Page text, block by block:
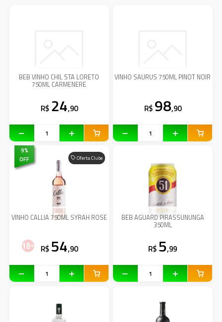
BEB VINHO CHIL STA LORETO
750ML CARMENERE
R$ 24,90
VINHO SAURUS 750ML PINOT NOIR
R$ 98,90
Oferta Clube
9%
OFF
VINHO CALLIA 750ML SYRAH ROSE
R$ 54,90
BEB AGUARD PIRASSUNUNGA
350ML
R$ 5,99